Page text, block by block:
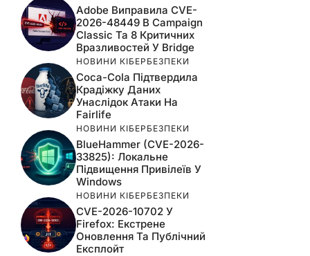
Adobe Виправила CVE-
2026-48449 В Campaign
Classic Та 8 Критичних
Вразливостей У Bridge
НОВИНИ КІБЕРБЕЗПЕКИ
Coca-Cola Підтвердила
Крадіжку Даних
Унаслідок Атаки На
Fairlife
НОВИНИ КІБЕРБЕЗПЕКИ
BlueHammer (CVE-2026-
33825): Локальне
Підвищення Привілеїв У
Windows
НОВИНИ КІБЕРБЕЗПЕКИ
CVE-2026-10702 У
Firefox: Екстрене
Оновлення Та Публічний
Експлойт